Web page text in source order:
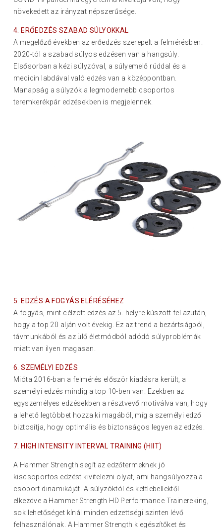
növekedett az irányzat népszerűsége.
4. ERŐEDZÉS SZABAD SÚLYOKKAL
A megelőző években az erőedzés szerepelt a felmérésben.
2020-tól a szabad súlyos edzésen van a hangsúly.
Elsősorban a kézi súlyzóval, a súlyemelő rúddal és a
medicin labdával való edzés van a középpontban.
Manapság a súlyzók a legmodernebb csoportos
teremkerékpár edzésekben is megjelennek.
5. EDZÉS A FOGYÁS ELÉRÉSÉHEZ
A fogyás, mint célzott edzés az 5. helyre kúszott fel azután,
hogy a top 20 alján volt évekig. Ez az trend a bezártságból,
távmunkából és az ülő életmódból adódó súlyproblémák
miatt van ilyen magasan.
6. SZEMÉLYI EDZÉS
Mióta 2016-ban a felmérés először kiadásra került, a
személyi edzés mindig a top 10-ben van. Ezekben az
egyszemélyes edzésekben a résztvevő motiválva van, hogy
a lehető legtöbbet hozza ki magából, míg a személyi edző
biztosítja, hogy optimális és biztonságos legyen az edzés.
7. HIGH INTENSITY INTERVAL TRAINING (HIIT)
A Hammer Strength segít az edzőtermeknek jó
kiscsoportos edzést kivitelezni olyat, ami hangsúlyozza a
csoport dinamikáját. A súlyzóktól és kettlebellektől
elkezdve a Hammer Strength HD Performance Trainereking,
sok lehetőséget kínál minden edzettségi szinten lévő
felhasználónak. A Hammer Strength kiegészítőket és